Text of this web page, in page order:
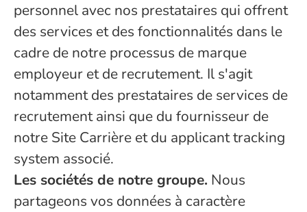
personnel avec nos prestataires qui offrent
des services et des fonctionnalités dans le
cadre de notre processus de marque
employeur et de recrutement. Il s'agit
notamment des prestataires de services de
recrutement ainsi que du fournisseur de
notre Site Carrière et du applicant tracking
system associé.
Les sociétés de notre groupe. Nous
partageons vos données à caractère